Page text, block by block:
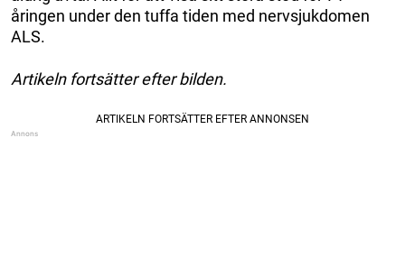
åringen under den tuffa tiden med nervsjukdomen
ALS.
Artikeln fortsätter efter bilden.